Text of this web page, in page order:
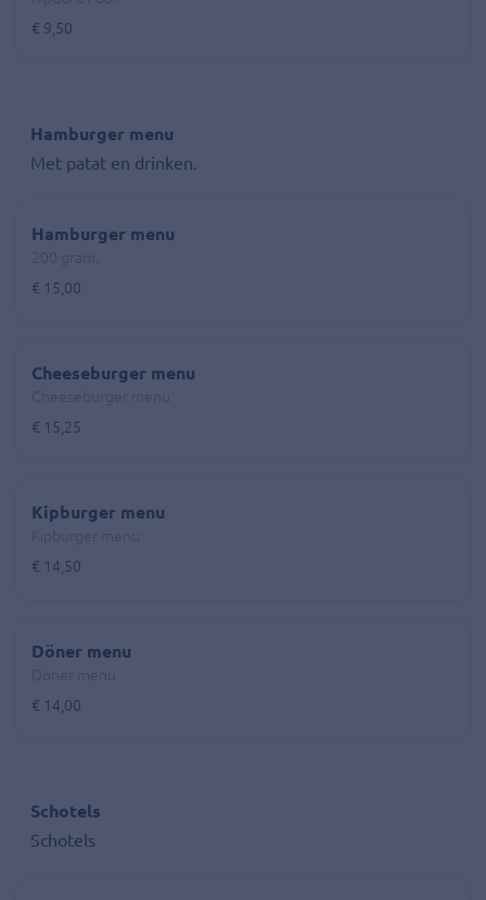
€ 9,50
Hamburger menu
Met patat en drinken.
Hamburger menu
€ 15,00
Cheeseburger menu
€ 15,25
Kipburger menu
€ 14,50
Döner menu
€ 14,00
Schotels
Schotels